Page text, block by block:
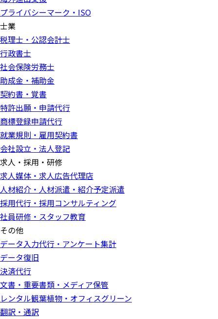
プライバシーマーク・ISO
士業
税理士・公認会計士
行政書士
社会保険労務士
助成金・補助金
契約書・覚書
特許出願・申請代行
商標登録申請代行
就業規則・雇用契約書
会社設立・法人登記
求人・採用・研修
求人媒体・求人広告代理店
人材紹介・人材派遣・紹介予定派遣
採用代行・採用コンサルティング
社員研修・スタッフ教育
その他
データ入力代行・アンケート集計
データ復旧
決済代行
文書・重要書類・メディア保管
レンタル観葉植物・オフィスグリーン
翻訳・通訳